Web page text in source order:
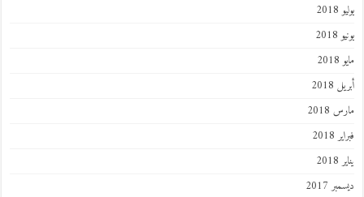
يوليو 2018
يونيو 2018
مايو 2018
أبريل 2018
مارس 2018
فبراير 2018
يناير 2018
ديسمبر 2017